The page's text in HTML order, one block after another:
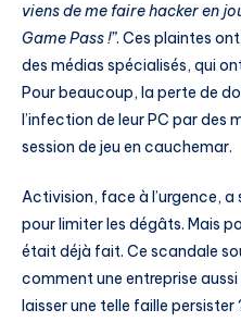
viens de me faire hacker en
Game Pass !”. Ces plaintes
des médias spécialisés, qui
Pour beaucoup, la perte de
l’infection de leur PC par des
session de jeu en cauchemar.
Activision, face à l’urgence, a
pour limiter les dégâts. Mais
était déjà fait. Ce scandale
comment une entreprise
laisser une telle faille persister